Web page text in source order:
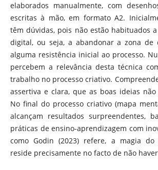
elaborados manualmente, com
escritas à mão, em formato A2.
têm dúvidas, pois não estão habituados
digital, ou seja, a abandonar a zona de
alguma resistência inicial ao processo.
percebem a relevância desta técnica
trabalho no processo criativo.
assertiva e clara, que as boas ideias
No final do processo criativo (mapa
alcançam resultados surpreendentes,
práticas de ensino-aprendizagem com
como Godin (2023) refere, a magia do
reside precisamente no facto de não